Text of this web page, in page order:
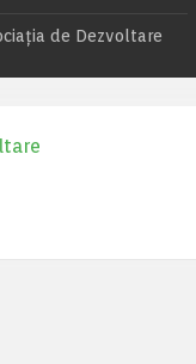
de Dezvoltare